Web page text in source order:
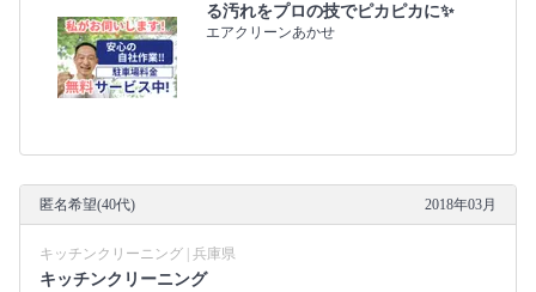
る汚れをプロの技でピカピカに✨
エアクリーンあかせ
匿名希望(40代) 2018年03月
キッチンクリーニング | 兵庫県
キッチンクリーニング